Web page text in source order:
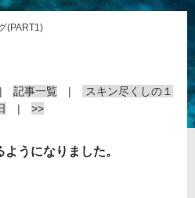
(PART1)
記事一覧 |
スキン尽くしの１
| >>
うになりました。